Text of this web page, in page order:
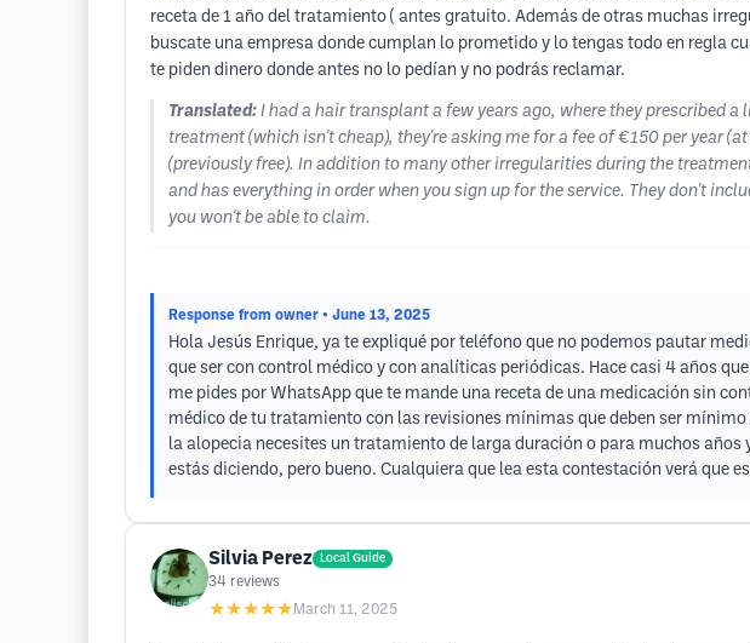
receta de 1 año del tratamiento ( antes gratuito. Además de otras muchas
buscate una empresa donde cumplan lo prometido y lo tengas todo en regla
te piden dinero donde antes no lo pedían y no podrás reclamar.
Translated: I had a hair transplant a few years ago, where they prescribed
treatment (which isn't cheap), they're asking me for a fee of €150 per year
(previously free). In addition to many other irregularities during the
and has everything in order when you sign up for the service. They don't
you won't be able to claim.
Response from owner • June 13, 2025
Hola Jesús Enrique, ya te expliqué por teléfono que no podemos pautar
que ser con control médico y con analíticas periódicas. Hace casi 4 años
me pides por WhatsApp que te mande una receta de una medicación sin
médico de tu tratamiento con las revisiones mínimas que deben ser
la alopecia necesites un tratamiento de larga duración o para muchos
estás diciendo, pero bueno. Cualquiera que lea esta contestación verá que
Silvia Perez Local Guide
34 reviews
★★★★★ March 11, 2025